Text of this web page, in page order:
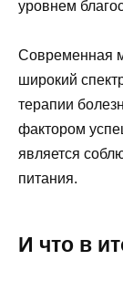
уровнем
Современная
широкий
терапии
фактором
является
питания.
И что в